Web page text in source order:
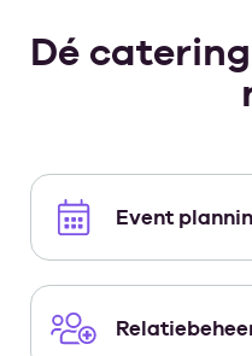
Dé
Event